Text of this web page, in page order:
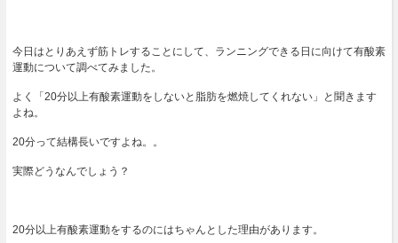
今日はとりあえず筋トレすることにして、ランニングできる日に向けて有酸素
運動について調べてみました。
よく「20分以上有酸素運動をしないと脂肪を燃焼してくれない」と聞きます
よね。
20分って結構長いですよね。。
実際どうなんでしょう？
20分以上有酸素運動をするのにはちゃんとした理由があります。